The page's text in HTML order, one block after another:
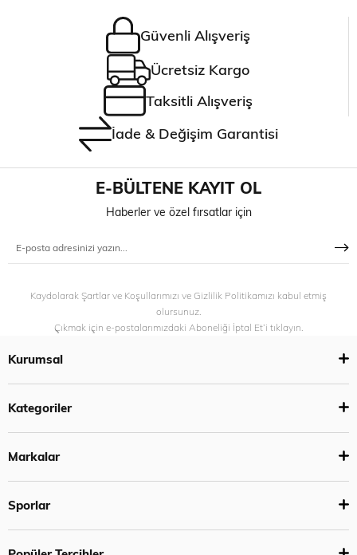
Güvenli Alışveriş
Ücretsiz Kargo
Taksitli Alışveriş
İade & Değişim Garantisi
E-BÜLTENE KAYIT OL
Haberler ve özel fırsatlar için
Kaydolarak Şartlar ve Koşullarımızı ve Gizlilik Politikamızı kabul etmiş
olursunuz.
Çıkmak için e-postalarımızdaki Aboneliği İptal Et’i tıklayın.
Kurumsal
Kategoriler
Markalar
Sporlar